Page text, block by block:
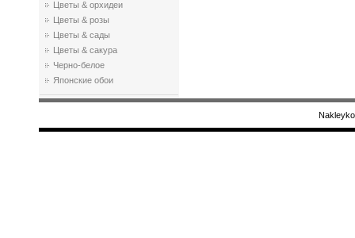
Цветы & орхидеи
Цветы & розы
Цветы & сады
Цветы & сакура
Черно-белое
Японские обои